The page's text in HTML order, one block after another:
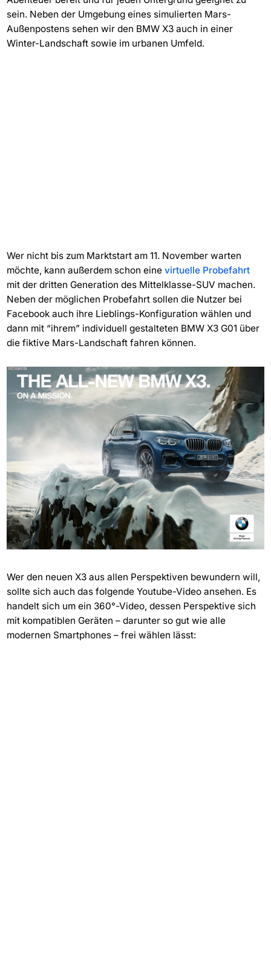
sein. Neben der Umgebung eines simulierten Mars-
Außenpostens sehen wir den BMW X3 auch in einer
Winter-Landschaft sowie im urbanen Umfeld.
Wer nicht bis zum Marktstart am 11. November warten
möchte, kann außerdem schon eine virtuelle Probefahrt
mit der dritten Generation des Mittelklasse-SUV machen.
Neben der möglichen Probefahrt sollen die Nutzer bei
Facebook auch ihre Lieblings-Konfiguration wählen und
dann mit “ihrem” individuell gestalteten BMW X3 G01 über
die fiktive Mars-Landschaft fahren können.
Wer den neuen X3 aus allen Perspektiven bewundern will,
sollte sich auch das folgende Youtube-Video ansehen. Es
handelt sich um ein 360°-Video, dessen Perspektive sich
mit kompatiblen Geräten – darunter so gut wie alle
modernen Smartphones – frei wählen lässt: